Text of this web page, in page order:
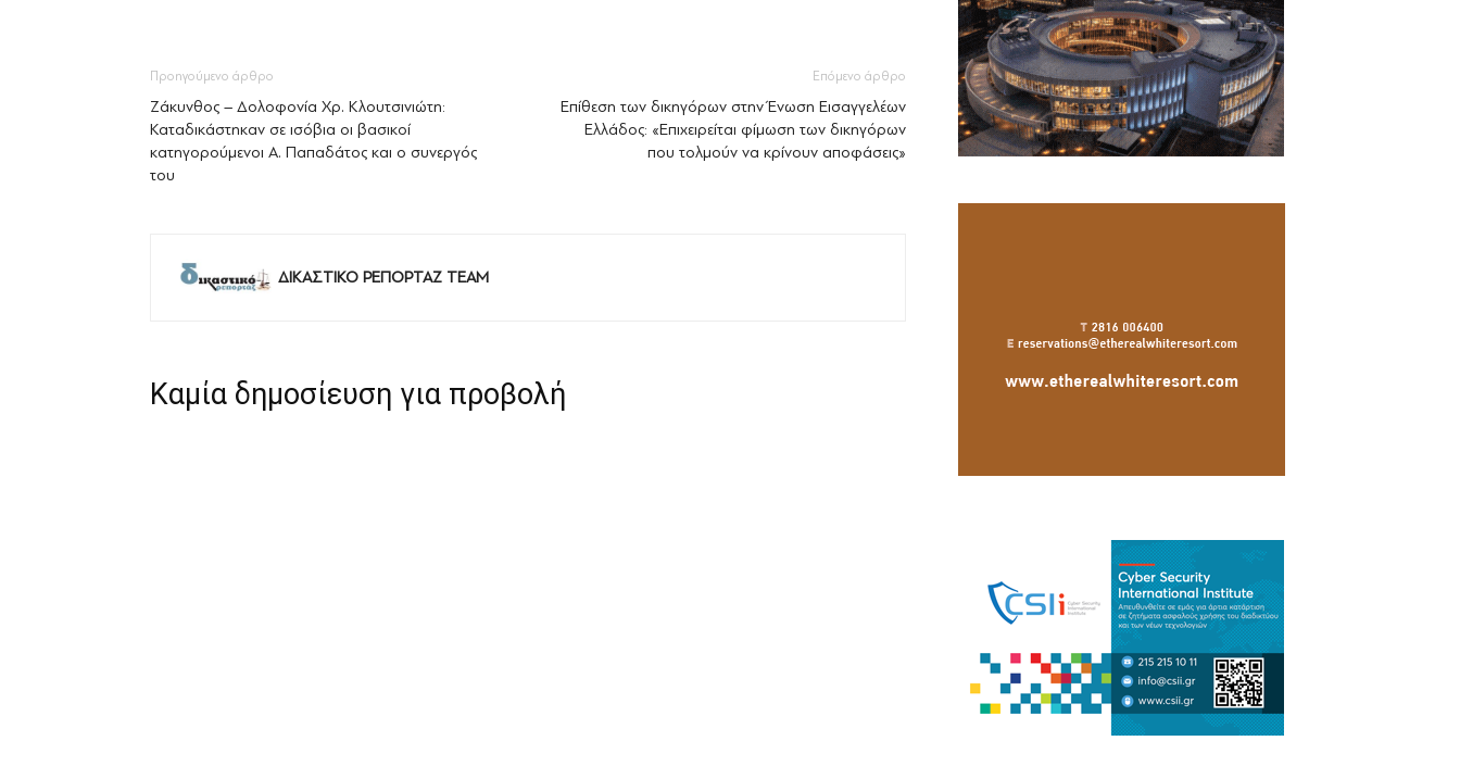
Προηγούμενο άρθρο
Ζάκυνθος – Δολοφονία Χρ. Κλουτσινιώτη:
Καταδικάστηκαν σε ισόβια οι βασικοί
κατηγορούμενοι Α. Παπαδάτος και ο συνεργός
του
Επόμενο άρθρο
Επίθεση των δικηγόρων στην Ένωση Εισαγγελέων
Ελλάδος: «Επιχειρείται φίμωση των δικηγόρων
που τολμούν να κρίνουν αποφάσεις»
ΔΙΚΑΣΤΙΚΟ ΡΕΠΟΡΤΑΖ TEAM
Καμία δημοσίευση για προβολή